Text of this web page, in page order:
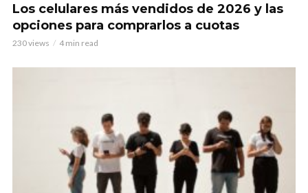
Los celulares más vendidos de 2026 y las
opciones para comprarlos a cuotas
230 views 4 min read